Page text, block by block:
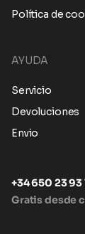
Política de
AYUDA
Servicio
Devoluciones
Envio
+34 650 23 93
Gratis desde